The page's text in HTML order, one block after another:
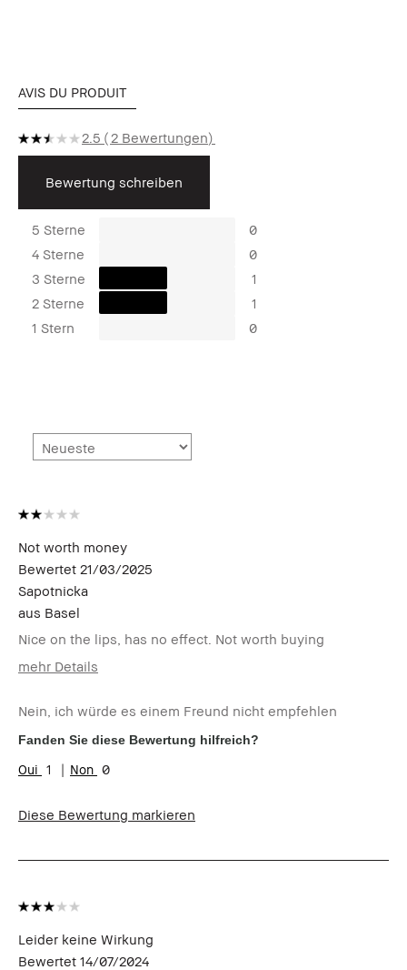
AVIS DU PRODUIT
2.5 2 Bewertungen
Bewertung schreiben
5 Sterne
0
4 Sterne
0
3 Sterne
1
2 Sterne
1
1 Stern
0
Not worth money
Bewertet 21/03/2025
Sapotnicka
aus Basel
Nice on the lips, has no effect. Not worth buying
mehr Details
Hauttyp
Trocken
Hautton
Hell - Mittel
Nein, ich würde es einem Freund nicht empfehlen
Fanden Sie diese Bewertung hilfreich?
1 0
Diese Bewertung markieren
Leider keine Wirkung
Bewertet 14/07/2024